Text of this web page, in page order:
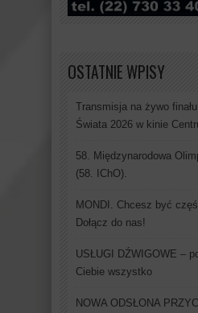
OSTATNIE WPISY
Transmisja na żywo
Świata 2026 w kinie
58. Międzynarodowa
(58. IChO).
MONDI. Chcesz być
Dołącz do nas!
USŁUGI DŹWIGOWE –
Ciebie wszystko
NOWA ODSŁONA